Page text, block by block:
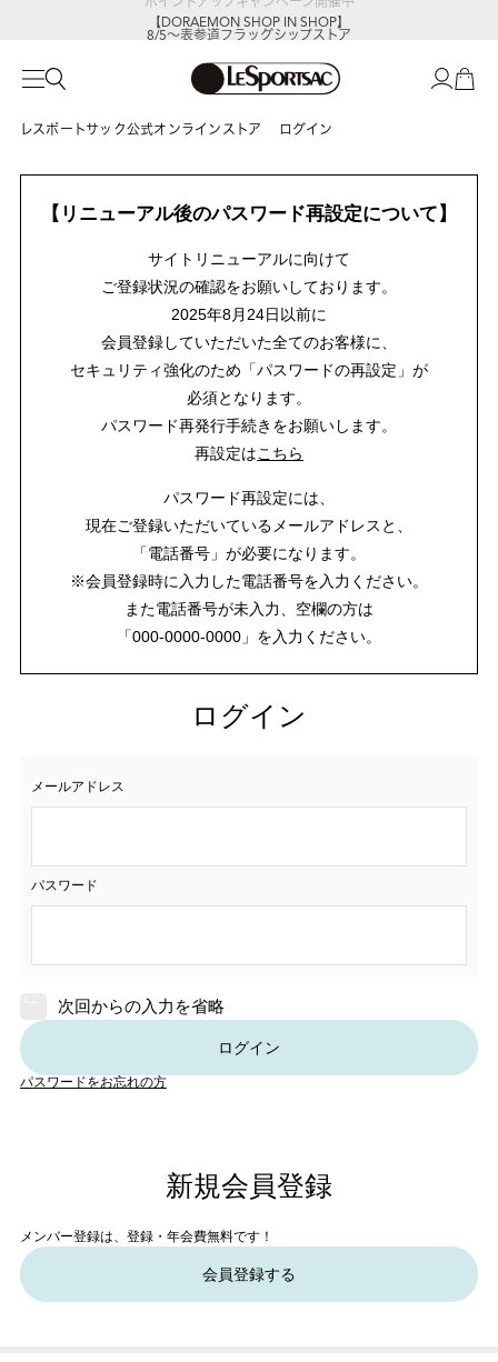
【DORAEMON SHOP IN SHOP】
8/5～表参道フラッグシップストア
レスポートサック公式オンラインストア ログイン
【リニューアル後のパスワード再設定について】
サイトリニューアルに向けて
ご登録状況の確認をお願いしております。
2025年8月24日以前に
会員登録していただいた全てのお客様に、
セキュリティ強化のため「パスワードの再設定」が
必須となります。
パスワード再発行手続きをお願いします。
再設定はこちら
パスワード再設定には、
現在ご登録いただいているメールアドレスと、
「電話番号」が必要になります。
※会員登録時に入力した電話番号を入力ください。
また電話番号が未入力、空欄の方は
「000-0000-0000」を入力ください。
ログイン
メールアドレス
パスワード
次回からの入力を省略
ログイン
パスワードをお忘れの方
新規会員登録
メンバー登録は、登録・年会費無料です！
会員登録する